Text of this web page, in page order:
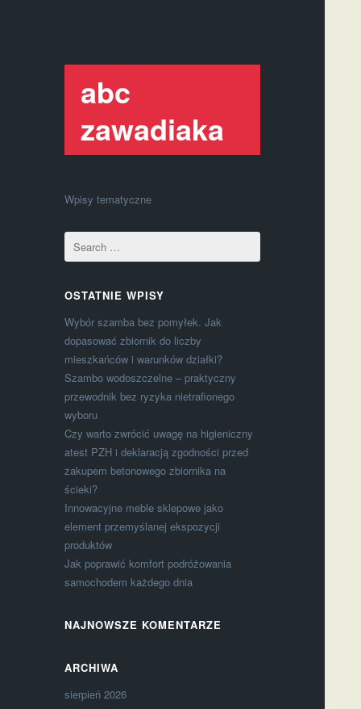
abc
zawadiaka
Wpisy tematyczne
OSTATNIE WPISY
Wybór szamba bez pomyłek. Jak
dopasować zbiornik do liczby
mieszkańców i warunków działki?
Szambo wodoszczelne – praktyczny
przewodnik bez ryzyka nietrafionego
wyboru
Czy warto zwrócić uwagę na higieniczny
atest PZH i deklaracją zgodności przed
zakupem betonowego zbiornika na
ścieki?
Innowacyjne meble sklepowe jako
element przemyślanej ekspozycji
produktów
Jak poprawić komfort podróżowania
samochodem każdego dnia
NAJNOWSZE KOMENTARZE
ARCHIWA
sierpień 2026